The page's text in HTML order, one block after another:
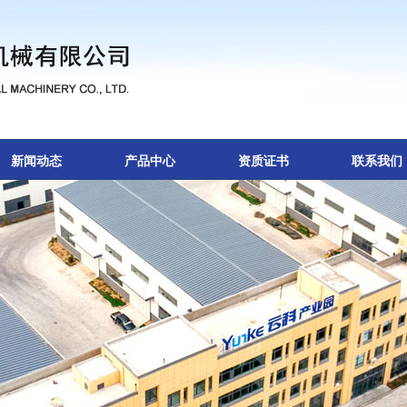
新闻动态 产品中心 资质证书 联系我们